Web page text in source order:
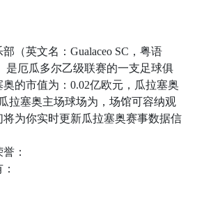
（英文名：Gualaceo SC，粤语
是厄瓜多尔乙级联赛的一支足球俱
的市值为：0.02亿欧元，瓜拉塞奥
拉塞奥主场球场为，场馆可容纳观
为你实时更新瓜拉塞奥赛事数据信
：